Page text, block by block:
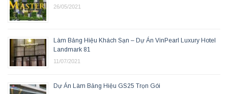
26/05/2021
Làm Bảng Hiệu Khách Sạn – Dự Án VinPearl Luxury Hotel
Landmark 81
11/07/2021
Dự Án Làm Bảng Hiệu GS25 Trọn Gói